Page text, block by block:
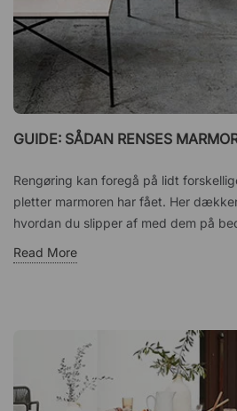
GUIDE: SÅDAN RENSES
Rengøring kan foregå på lidt
pletter marmoren har fået. Her
hvordan du slipper af med dem på
Read More